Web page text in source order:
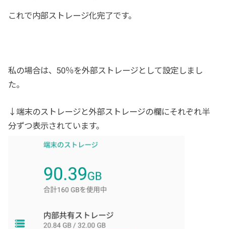
これで内部ストレージ化完了です。
私の場合は、50％を外部ストレージとして設定しまし
た。
↓端末のストレージと外部ストレージの欄にそれぞれ半
分ずつ表示されています。